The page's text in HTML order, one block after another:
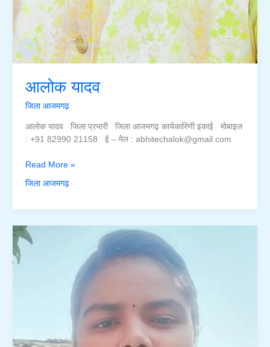
आलोक यादव
जिला आजमगढ़
आलोक यादव जिला प्रभारी जिला आजमगढ़ कार्यकारिणी इकाई मोबाइल
: +91 82990 21158 ई – मेल : abhitechalok@gmail.com
आलोक
यादव
Read More »
जिला आजमगढ़